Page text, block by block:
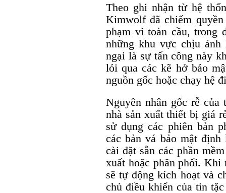
Theo ghi nhận từ hệ
Kimwolf đã chiếm
phạm vi toàn cầu, trong
những khu vực chịu
ngại là sự tấn công này
lỏi qua các kẽ hở bảo
nguồn gốc hoặc chạy hệ
Nguyên nhân gốc rễ
nhà sản xuất thiết bị giá
sử dụng các phiên bản
các bản vá bảo mật
cài đặt sẵn các phần
xuất hoặc phân phối.
sẽ tự động kích hoạt và
chủ điều khiển của tin